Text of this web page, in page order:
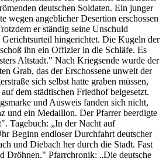
deutschen Soldaten. Ein junger
wegen angeblicher Desertion erschossen
er ständig seine Unschuld
Gerichtsurteil hingerichtet. Die Kugeln der
ihn ein Offizier in die Schläfe. Es
Altstadt." Nach Kriegsende wurde der
Grab, das der Erschossene unweit der
sich selbst hatte graben müssen,
dem städtischen Friedhof beigesetzt.
und Ausweis fanden sich nicht,
und ein Medaillon. Der Pfarrer beerdigte
Tagebuch: „In der Nacht auf
Beginn endloser Durchfahrt deutscher
und Diebach her durch die Stadt. Fast
Dröhnen." Pfarrchronik: „Die deutsche